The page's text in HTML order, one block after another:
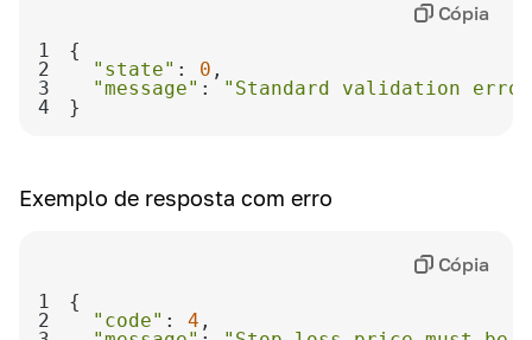
1
2
"state" : 0
3
"message" :
"Standard validation
4
}
Cópia
Exemplo de resposta com erro
1
2
"code" : 4
Cópia